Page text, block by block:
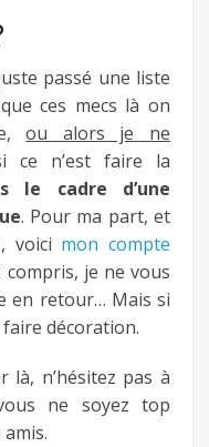
passé une liste
que ces mecs là on
ou alors je ne
ce n’est faire la
le cadre d’une
. Pour ma part, et
voici mon compte
compris, je ne vous
en retour… Mais si
faire décoration.
là, n’hésitez pas à
ne soyez top